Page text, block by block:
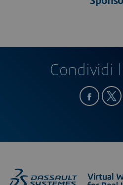
Condividi